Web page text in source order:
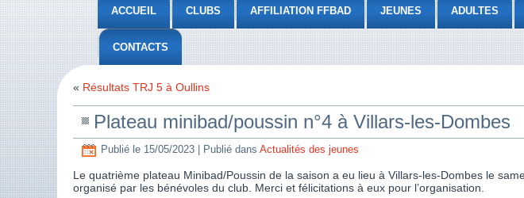
ACCUEIL CLUBS AFFILIATION FFBAD JEUNES ADULTES
CONTACTS
« Résultats TRJ 5 à Oullins
Plateau minibad/poussin n°4 à Villars-les-Dombes
Publié le 15/05/2023 Publié dans Actualités des jeunes
Le quatrième plateau Minibad/Poussin de la saison a eu lieu à Villars-les-Dombes le
organisé par les bénévoles du club. Merci et félicitations à eux pour l’organisation.